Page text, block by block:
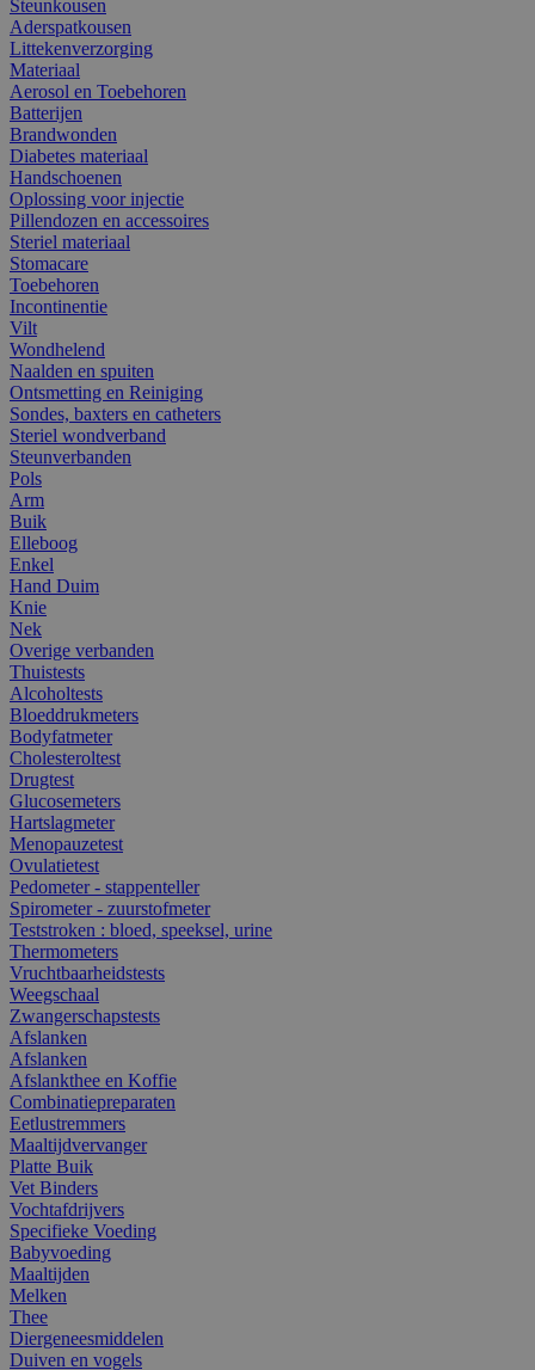
Steunkousen
Aderspatkousen
Littekenverzorging
Materiaal
Aerosol en Toebehoren
Batterijen
Brandwonden
Diabetes materiaal
Handschoenen
Oplossing voor injectie
Pillendozen en accessoires
Steriel materiaal
Stomacare
Toebehoren
Incontinentie
Vilt
Wondhelend
Naalden en spuiten
Ontsmetting en Reiniging
Sondes, baxters en catheters
Steriel wondverband
Steunverbanden
Pols
Arm
Buik
Elleboog
Enkel
Hand Duim
Knie
Nek
Overige verbanden
Thuistests
Alcoholtests
Bloeddrukmeters
Bodyfatmeter
Cholesteroltest
Drugtest
Glucosemeters
Hartslagmeter
Menopauzetest
Ovulatietest
Pedometer - stappenteller
Spirometer - zuurstofmeter
Teststroken : bloed, speeksel, urine
Thermometers
Vruchtbaarheidstests
Weegschaal
Zwangerschapstests
Afslanken
Afslanken
Afslankthee en Koffie
Combinatiepreparaten
Eetlustremmers
Maaltijdvervanger
Platte Buik
Vet Binders
Vochtafdrijvers
Specifieke Voeding
Babyvoeding
Maaltijden
Melken
Thee
Diergeneesmiddelen
Duiven en vogels